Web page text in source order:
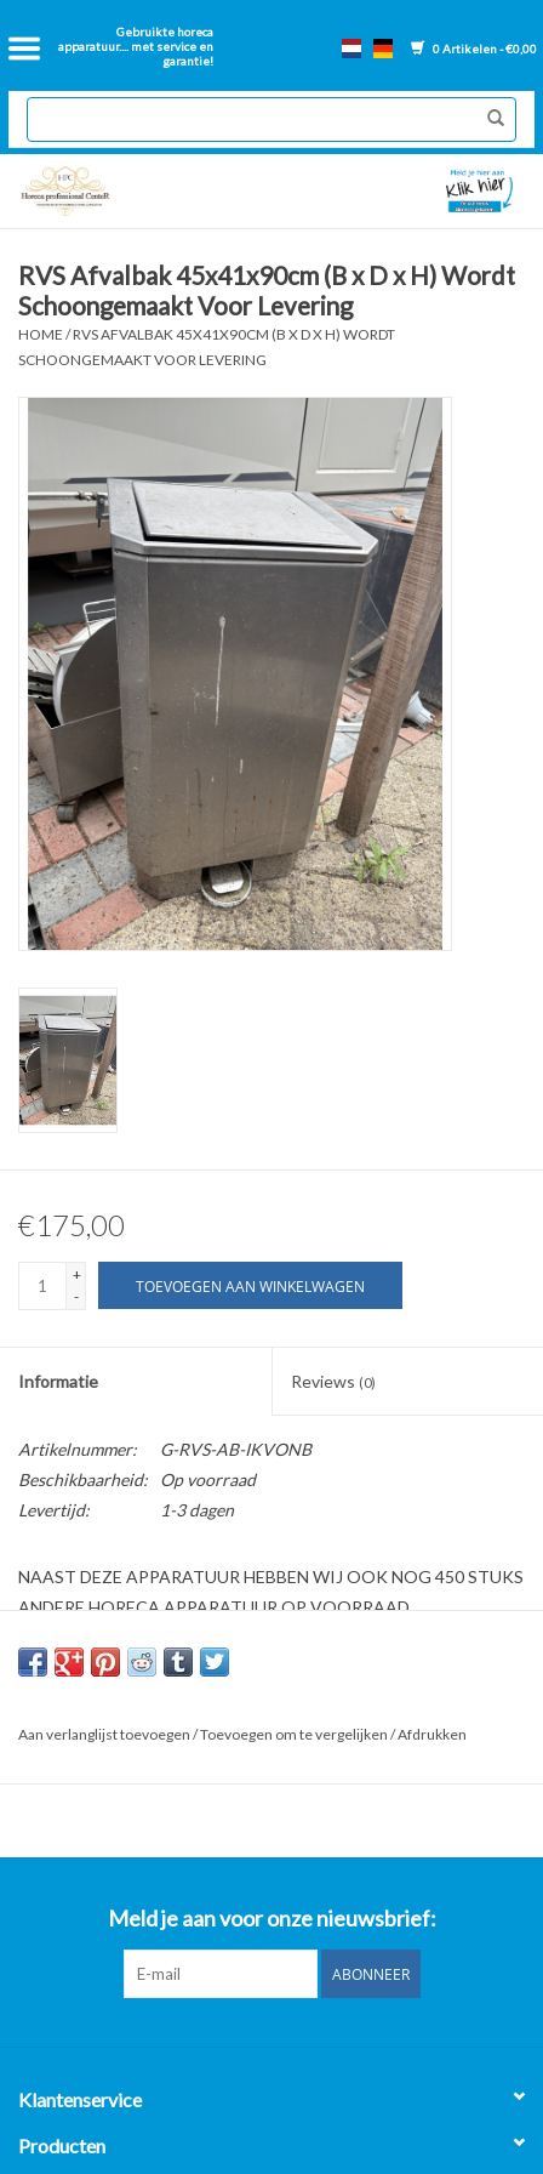
Gebruikte horeca
apparatuur.... met service en
garantie!
0 Artikelen - €0,00
Home
2dehands Horeca
Nieuwe apparatuur
GN Bakken
Over ons
RVS Afvalbak 45x41x90cm (B x D x H) Wordt
Schoongemaakt Voor Levering
HOME /RVS AFVALBAK 45X41X90CM (B X D X H) WORDT
SCHOONGEMAAKT VOOR LEVERING
€175,00
+
-
TOEVOEGEN AAN WINKELWAGEN
Informatie Reviews (0)
Artikelnummer:
G-RVS-AB-IKVONB
Beschikbaarheid:
Op voorraad
Levertijd:
1-3 dagen
NAAST DEZE APPARATUUR HEBBEN WIJ OOK NOG 450 STUKS
ANDERE HORECA APPARATUUR OP VOORRAAD
Kijk ook op onze website horecaprofessionalcenter punt nl, om
direct te kunnen bestellen.
Nijverheidsweg-Noord 119
3812 PL Amersfoort
Aan verlanglijst toevoegen /Toevoegen om te vergelijken /Afdrukken
Meld je aan voor onze nieuwsbrief:
ABONNEER
Klantenservice
Producten